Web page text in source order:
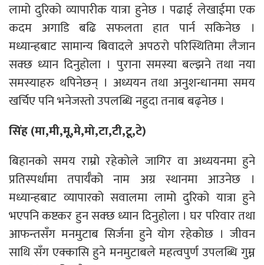
लामो दुरिको व्यापारीक यात्रा हुनेछ । पढाई लेखाईमा एक
कदम अगाडि बढि सफलता हात पार्न सकिनेछ ।
मध्यान्हबाट सामान्य बिवादले अपठरो परिस्थितिमा लैजान
सक्छ ध्यान दिनुहोला । पुराना समस्या बल्झने तथा नया
समस्याहरु थपिनेछन् । अध्ययन तथा अनुशन्धानमा समय
खर्चिए पनि भनेजस्तो उपलब्धि नहुदा तनाब बढ्नेछ ।
सिंह (मा,मी,मू,मे,मो,टा,टी,टू,टे)
बिहानको समय राम्रो रहेकोले जागिर वा अध्ययनमा हुने
प्रतिस्पर्धामा तपार्यँको नाम अग्र स्थानमा आउनेछ ।
मध्यान्हबाट व्यापारको सवालमा लामो दुरिको यात्रा हुने
भएपनि कष्टकर हुन सक्छ ध्यान दिनुहोला । घर परिवार तथा
आफन्तसँग मनमुटाब सिर्जना हुने योग रहेकोछ । जीवन
साथि सँग एक्कासि हुने मनमुटाबले महत्वपुर्ण उपलब्धि गुम्न